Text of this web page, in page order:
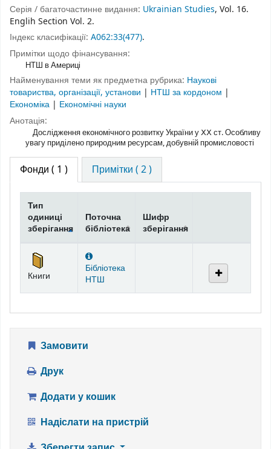
Серія / багаточастинне видання: Ukrainian Studies, Vol. 16.
Englih Section Vol. 2.
Індекс класифікації: A062:33(477).
Примітки щодо фінансування:
НТШ в Америці
Найменування теми як предметна рубрика: Наукові
товариства, організації, установи | НТШ за кордоном |
Економіка | Економічні науки
Анотація:
Дослідження економічного розвитку України у ⅩⅩ ст. Особливу
увагу приділено природним ресурсам, добувній промисловості
Фонди ( 1 ) Примітки ( 2 )
Тип
одиниці
зберігання
Поточна
бібліотека
Шифр
зберігання
Книги
Бібліотека
НТШ
Замовити
Друк
Додати у кошик
Надіслати на пристрій